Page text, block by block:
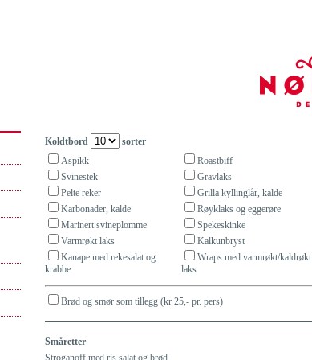
Koldtbord sorter
Aspikk
Roastbiff
Svinestek
Gravlaks
Pelte reker
Grilla kyllinglår, kalde
Karbonader, kalde
Røyklaks og eggerøre
Marinert svineplomme
Spekeskinke
Varmrøkt laks
Kalkunbryst
Kanape med rekesalat og
krabbe
Wraps med varmrøkt/kaldrøkt
laks
Brød og smør som tillegg (kr 25,- pr. pers)
Småretter
Stroganoff med ris salat og brød